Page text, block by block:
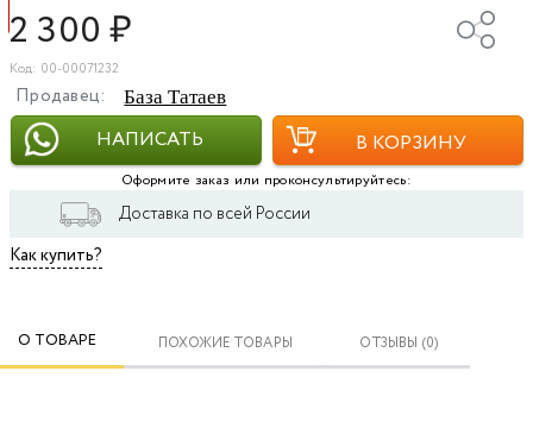
2 300₽
Код: 00-00071232
Продавец: База Татаев
НАПИСАТЬ В КОРЗИНУ
Оформите заказ или проконсультируйтесь:
Доставка по всей России
Как купить?
О ТОВАРЕ ПОХОЖИЕ ТОВАРЫ ОТЗЫВЫ (0)